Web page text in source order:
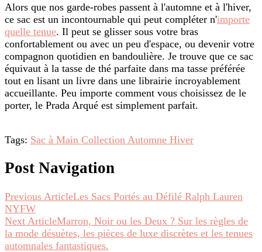
Alors que nos garde-robes passent à l'automne et à l'hiver,
ce sac est un incontournable qui peut compléter n'importe
quelle tenue. Il peut se glisser sous votre bras
confortablement ou avec un peu d'espace, ou devenir votre
compagnon quotidien en bandoulière. Je trouve que ce sac
équivaut à la tasse de thé parfaite dans ma tasse préférée
tout en lisant un livre dans une librairie incroyablement
accueillante. Peu importe comment vous choisissez de le
porter, le Prada Arqué est simplement parfait.
Tags: Sac à Main Collection Automne Hiver
Post Navigation
Previous ArticleLes Sacs Portés au Défilé Ralph Lauren
NYFW
Next ArticleMarron, Noir ou les Deux ? Sur les règles de
la mode désuètes, les pièces de luxe discrètes et les tenues
automnales fantastiques.